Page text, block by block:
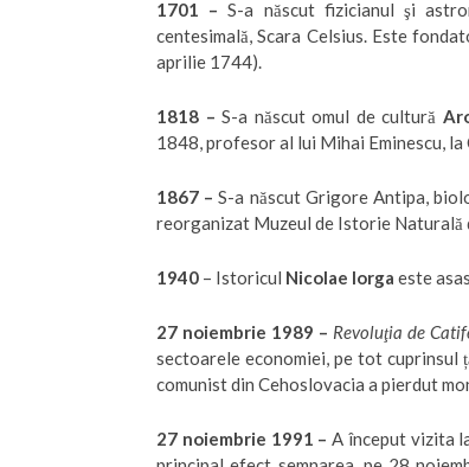
1701 – S-a născut fizicianul şi
centesimală, Scara Celsius. Este
aprilie 1744).
1818 – S-a născut omul de cultură
1848, profesor al lui Mihai Eminescu,
1867 – S-a născut Grigore Antipa,
reorganizat Muzeul de Istorie Naturală
1940 – Istoricul Nicolae Iorga este
27 noiembrie 1989 – Revoluţia de
sectoarele economiei, pe tot cuprinsul
comunist din Cehoslovacia a pierdut
27 noiembrie 1991 – A început vizita